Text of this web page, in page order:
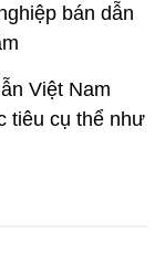
bán dẫn
Việt Nam
tiêu cụ thể như